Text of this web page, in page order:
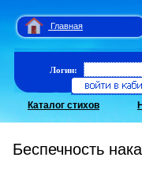
Главная
Логин:
Каталог стихов
Беспечность